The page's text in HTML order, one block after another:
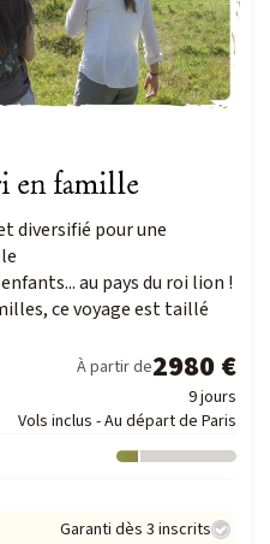
en famille
diversifié pour une
au pays du roi lion !
ce voyage est taillé
À partir de2980 €
9 jours
Vols inclus - Au départ de Paris
Garanti dès 3 inscrits